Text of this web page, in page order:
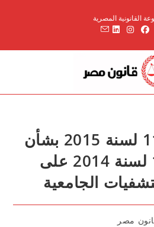
القانونية المصرية
القانون رقم 118 لسنة 2015 بشأن
القانون رقم 14 لسنة 2014 على
الجامعية
مصر